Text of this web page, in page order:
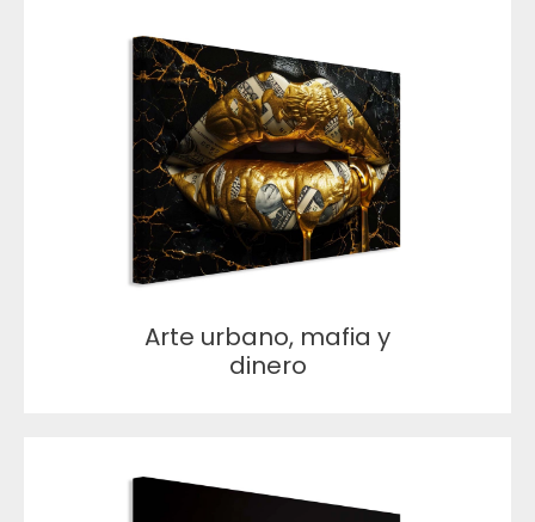
Arte urbano, mafia y
dinero